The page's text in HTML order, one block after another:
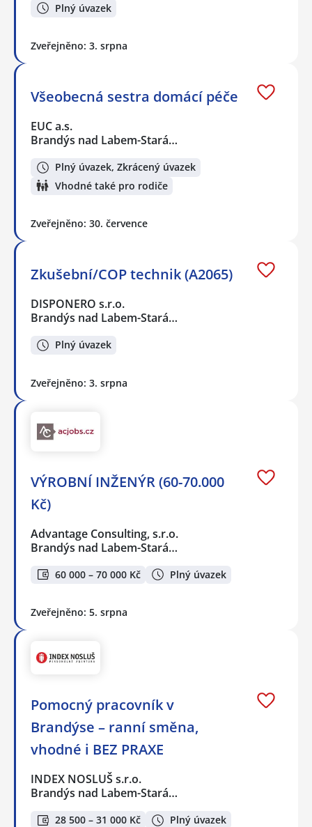
Plný úvazek
Zveřejněno: 3. srpna
Všeobecná sestra domácí péče
EUC a.s.
Brandýs nad Labem-Stará…
Plný úvazek, Zkrácený úvazek
Vhodné také pro rodiče
Zveřejněno: 30. července
Zkušební/COP technik (A2065)
DISPONERO s.r.o.
Brandýs nad Labem-Stará…
Plný úvazek
Zveřejněno: 3. srpna
VÝROBNÍ INŽENÝR (60-70.000
Kč)
Advantage Consulting, s.r.o.
Brandýs nad Labem-Stará…
60 000 – 70 000 Kč Plný úvazek
Zveřejněno: 5. srpna
Pomocný pracovník v
Brandýse – ranní směna,
vhodné i BEZ PRAXE
INDEX NOSLUŠ s.r.o.
Brandýs nad Labem-Stará…
28 500 – 31 000 Kč Plný úvazek